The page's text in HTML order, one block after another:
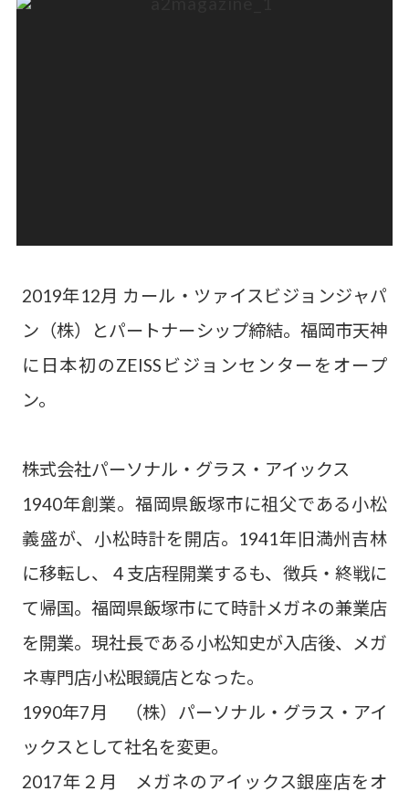
2019年12月 カール・ツァイスビジョンジャパ
ン（株）とパートナーシップ締結。福岡市天神
に日本初のZEISSビジョンセンターをオープ
ン。
株式会社パーソナル・グラス・アイックス
1940年創業。福岡県飯塚市に祖父である小松
義盛が、小松時計を開店。1941年旧満州吉林
に移転し、４支店程開業するも、徴兵・終戦に
て帰国。福岡県飯塚市にて時計メガネの兼業店
を開業。現社長である小松知史が入店後、メガ
ネ専門店小松眼鏡店となった。
1990年7月 （株）パーソナル・グラス・アイ
ックスとして社名を変更。
2017年２月 メガネのアイックス銀座店をオ